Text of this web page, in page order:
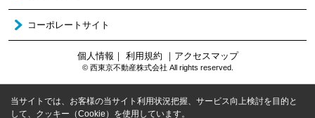
コーポレートサイト
個人情報 ｜ 利用規約 ｜ アクセスマップ
© 西東京不動産株式会社 All rights reserved.
当サイトでは、お客様の当サイト利用状況把握、サービス向上検討を目的と
して、クッキー（Cookie）を使用しています。